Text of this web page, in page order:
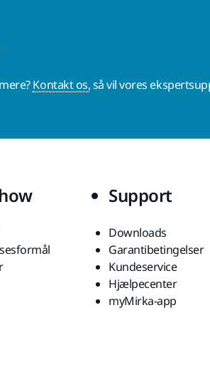
Kontakt os,så vil vores
Support
Downloads
Garantibetingelser
Kundeservice
Hjælpecenter
myMirka-app